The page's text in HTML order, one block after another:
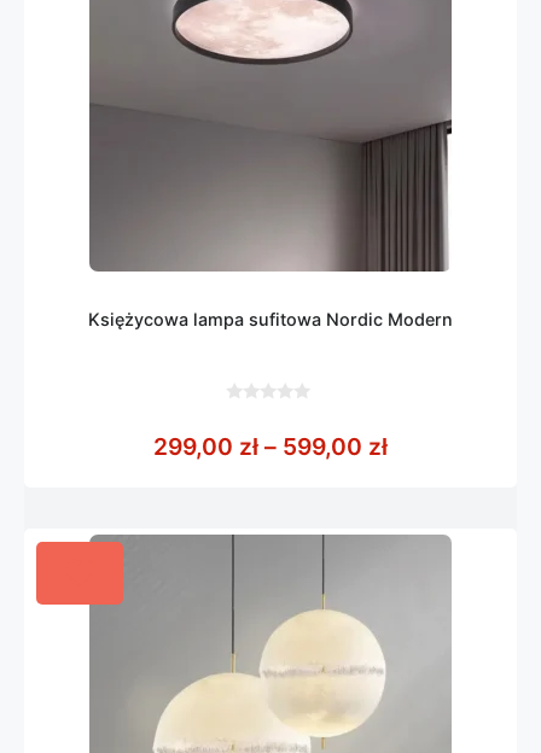
Księżycowa lampa sufitowa Nordic Modern
5
299,00 zł – 599,00 złZakres cen: